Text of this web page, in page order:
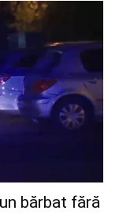
bărbat fără